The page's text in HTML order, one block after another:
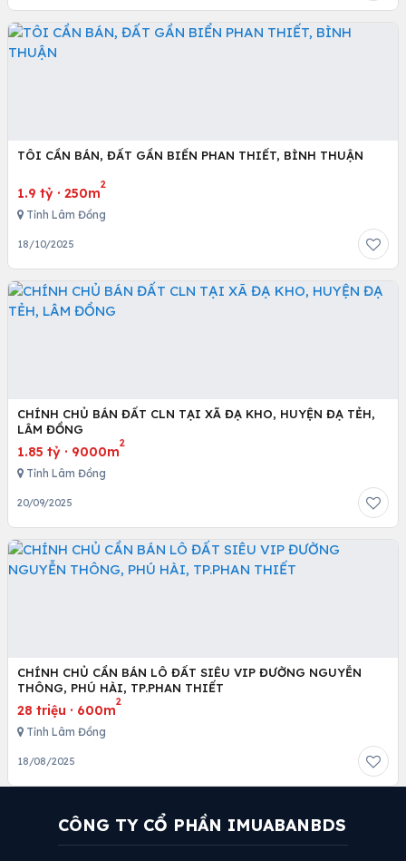
TÔI CẦN BÁN, ĐẤT GẦN BIỂN PHAN THIẾT, BÌNH THUẬN
1.9 tỷ · 250m
2
Tỉnh Lâm Đồng
18/10/2025
CHÍNH CHỦ BÁN ĐẤT CLN TẠI XÃ ĐẠ KHO, HUYỆN ĐẠ TẺH,
LÂM ĐỒNG
1.85 tỷ · 9000m
2
Tỉnh Lâm Đồng
20/09/2025
CHÍNH CHỦ CẦN BÁN LÔ ĐẤT SIÊU VIP ĐƯỜNG NGUYỄN
THÔNG, PHÚ HÀI, TP.PHAN THIẾT
28 triệu · 600m
2
Tỉnh Lâm Đồng
18/08/2025
CÔNG TY CỔ PHẦN IMUABANBDS